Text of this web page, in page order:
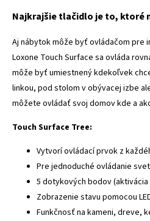
Najkrajšie tlačidlo je to, ktoré
Aj nábytok môže byť ovládačom pre
Loxone Touch Surface sa ovláda
môže byť umiestnený kdekoľvek
linkou, pod stolom v obývacej izbe
môžete ovládať svoj domov kde a
Touch Surface Tree:
Vytvorí ovládací prvok z
Pre jednoduché ovládanie
5 dotykových bodov
Zobrazenie stavu pomocou
Funkčnosť na kameni, dreve,